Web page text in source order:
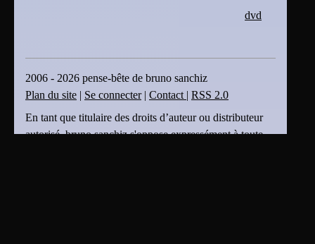
dvd
2006 - 2026 pense-bête de bruno sanchiz
Plan du site | Se connecter| Contact | RSS 2.0
En tant que titulaire des droits d’auteur ou distributeur
autorisé, bruno sanchiz s'oppose expressément à toute